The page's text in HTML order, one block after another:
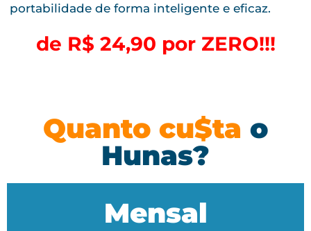
portabilidade de forma inteligente e eficaz.
de R$ 24,90 por ZERO!!!
Quanto cu$ta o
Hunas?
Mensal